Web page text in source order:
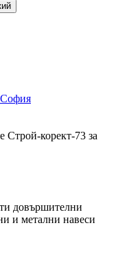
София
Строй-корект-73 за
довършителни
и метални навеси